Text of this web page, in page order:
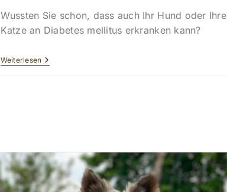
geändert
Wussten Sie schon, dass auch Ihr Hund oder Ihre
Katze an Diabetes mellitus erkranken kann?
WeiterlesenDiabetes